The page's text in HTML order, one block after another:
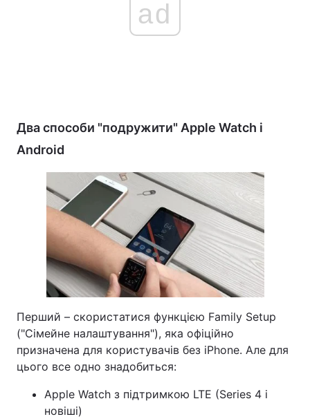
ad
Два способи "подружити" Apple Watch і
Android
Перший – скористатися функцією Family Setup
("Сімейне налаштування"), яка офіційно
призначена для користувачів без iPhone. Але для
цього все одно знадобиться:
Apple Watch з підтримкою LTE (Series 4 і
новіші)